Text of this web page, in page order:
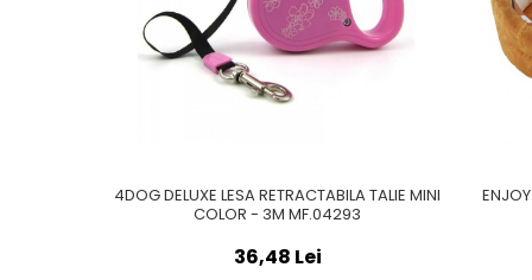
4DOG DELUXE LESA RETRACTABILA TALIE MINI
COLOR - 3M MF.04293
36,48 Lei